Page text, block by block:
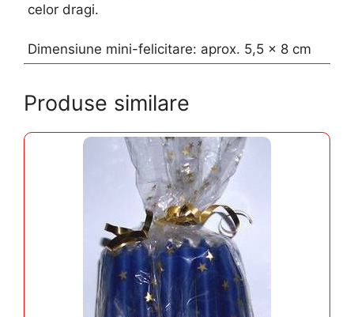
celor dragi.
Dimensiune mini-felicitare: aprox. 5,5 x 8 cm
Produse similare